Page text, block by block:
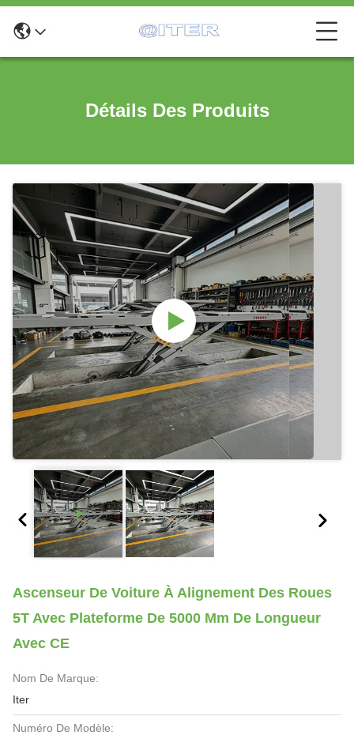
Détails Des Produits
Ascenseur De Voiture À Alignement Des Roues
5T Avec Plateforme De 5000 Mm De Longueur
Avec CE
Nom De Marque:
Iter
Numéro De Modèle: